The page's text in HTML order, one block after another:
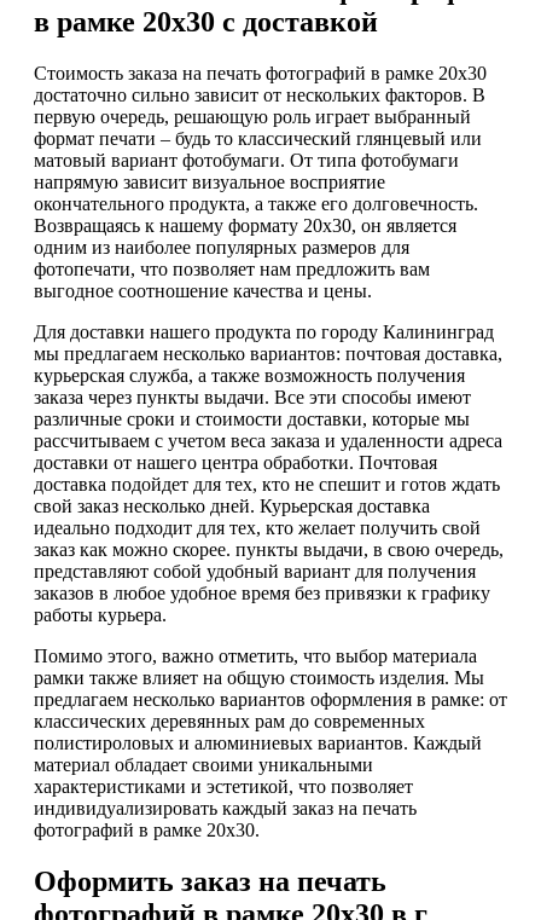
в рамке 20х30 с доставкой
Стоимость заказа на печать фотографий в рамке 20х30
достаточно сильно зависит от нескольких факторов. В
первую очередь, решающую роль играет выбранный
формат печати – будь то классический глянцевый или
матовый вариант фотобумаги. От типа фотобумаги
напрямую зависит визуальное восприятие
окончательного продукта, а также его долговечность.
Возвращаясь к нашему формату 20х30, он является
одним из наиболее популярных размеров для
фотопечати, что позволяет нам предложить вам
выгодное соотношение качества и цены.
Для доставки нашего продукта по городу Калининград
мы предлагаем несколько вариантов: почтовая доставка,
курьерская служба, а также возможность получения
заказа через пункты выдачи. Все эти способы имеют
различные сроки и стоимости доставки, которые мы
рассчитываем с учетом веса заказа и удаленности адреса
доставки от нашего центра обработки. Почтовая
доставка подойдет для тех, кто не спешит и готов ждать
свой заказ несколько дней. Курьерская доставка
идеально подходит для тех, кто желает получить свой
заказ как можно скорее. пункты выдачи, в свою очередь,
представляют собой удобный вариант для получения
заказов в любое удобное время без привязки к графику
работы курьера.
Помимо этого, важно отметить, что выбор материала
рамки также влияет на общую стоимость изделия. Мы
предлагаем несколько вариантов оформления в рамке: от
классических деревянных рам до современных
полистироловых и алюминиевых вариантов. Каждый
материал обладает своими уникальными
характеристиками и эстетикой, что позволяет
индивидуализировать каждый заказ на печать
фотографий в рамке 20х30.
Оформить заказ на печать